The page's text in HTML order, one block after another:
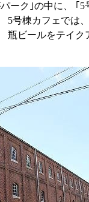
ーク｣の中に、 ｢
5号棟カフェでは
瓶ビールをテイ